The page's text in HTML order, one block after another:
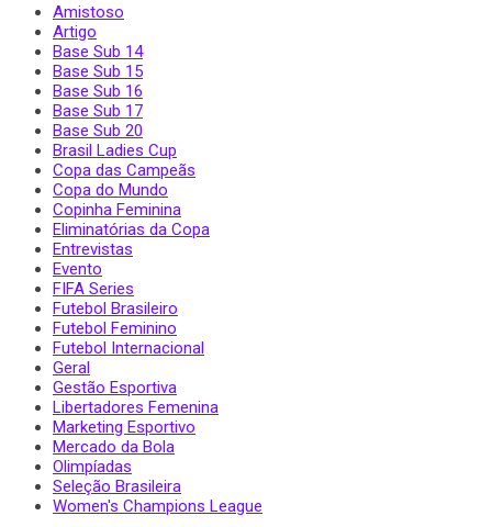
Amistoso
Artigo
Base Sub 14
Base Sub 15
Base Sub 16
Base Sub 17
Base Sub 20
Brasil Ladies Cup
Copa das Campeãs
Copa do Mundo
Copinha Feminina
Eliminatórias da Copa
Entrevistas
Evento
FIFA Series
Futebol Brasileiro
Futebol Feminino
Futebol Internacional
Geral
Gestão Esportiva
Libertadores Femenina
Marketing Esportivo
Mercado da Bola
Olimpíadas
Seleção Brasileira
Women's Champions League